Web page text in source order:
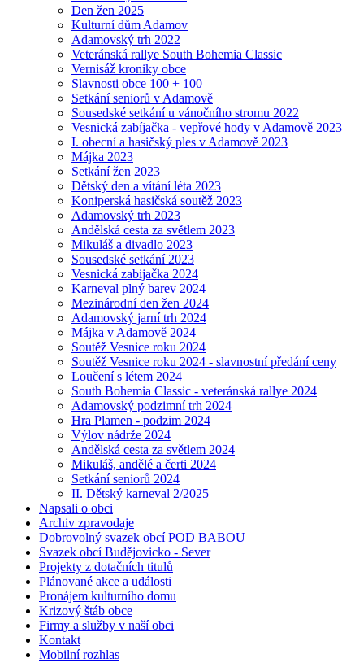
Den žen 2025
Kulturní dům Adamov
Adamovský trh 2022
Veteránská rallye South Bohemia Classic
Vernisáž kroniky obce
Slavnosti obce 100 + 100
Setkání seniorů v Adamově
Sousedské setkání u vánočního stromu 2022
Vesnická zabíjačka - vepřové hody v Adamově 2023
I. obecní a hasičský ples v Adamově 2023
Májka 2023
Setkání žen 2023
Dětský den a vítání léta 2023
Koniperská hasičská soutěž 2023
Adamovský trh 2023
Andělská cesta za světlem 2023
Mikuláš a divadlo 2023
Sousedské setkání 2023
Vesnická zabijačka 2024
Karneval plný barev 2024
Mezinárodní den žen 2024
Adamovský jarní trh 2024
Májka v Adamově 2024
Soutěž Vesnice roku 2024
Soutěž Vesnice roku 2024 - slavnostní předání ceny
Loučení s létem 2024
South Bohemia Classic - veteránská rallye 2024
Adamovský podzimní trh 2024
Hra Plamen - podzim 2024
Výlov nádrže 2024
Andělská cesta za světlem 2024
Mikuláš, andělé a čerti 2024
Setkání seniorů 2024
II. Dětský karneval 2/2025
Napsali o obci
Archiv zpravodaje
Dobrovolný svazek obcí POD BABOU
Svazek obcí Budějovicko - Sever
Projekty z dotačních titulů
Plánované akce a události
Pronájem kulturního domu
Krizový štáb obce
Firmy a služby v naší obci
Kontakt
Mobilní rozhlas